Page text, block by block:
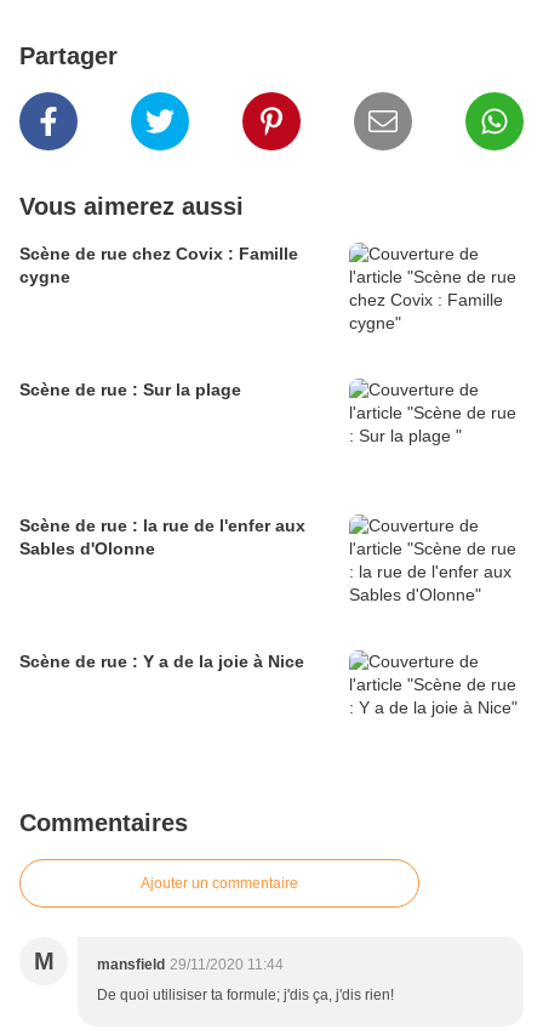
Partager
Vous aimerez aussi
Scène de rue chez Covix : Famille
cygne
Scène de rue : Sur la plage
Scène de rue : la rue de l'enfer aux
Sables d'Olonne
Scène de rue : Y a de la joie à Nice
Commentaires
Ajouter un commentaire
M mansfield 29/11/2020 11:44
De quoi utilisiser ta formule; j'dis ça, j'dis rien!